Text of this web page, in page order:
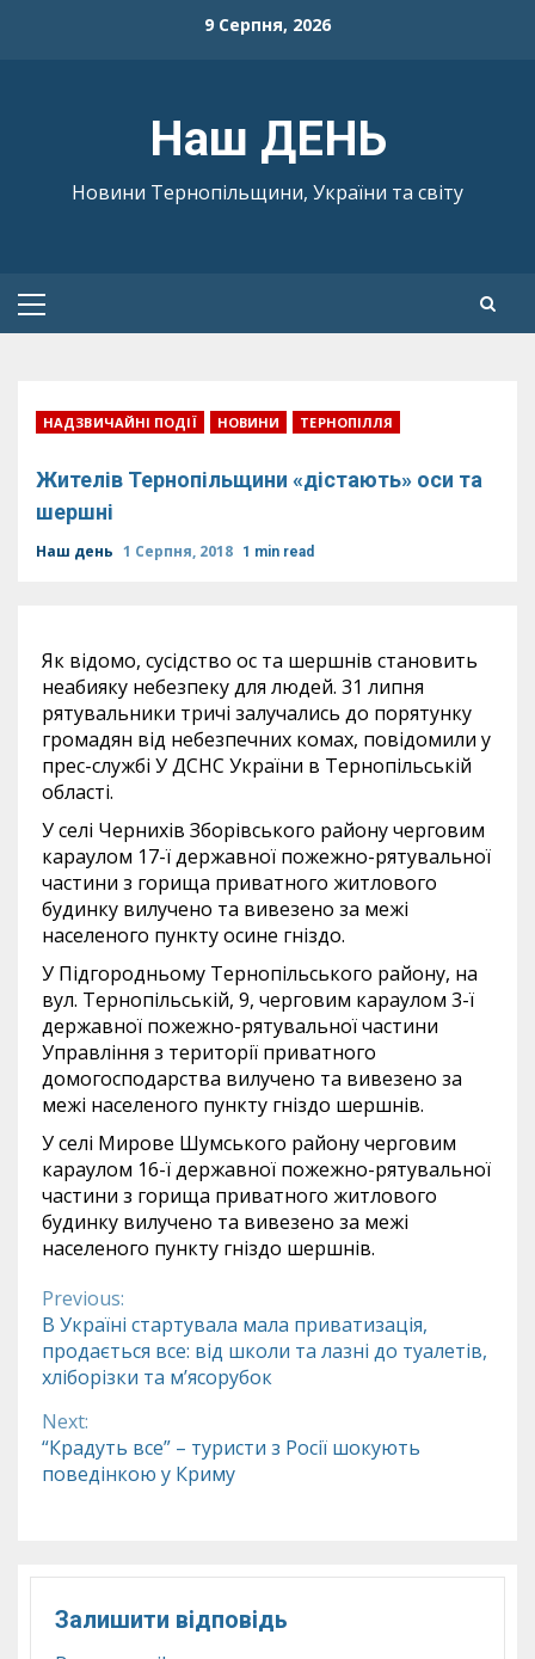
9 Серпня, 2026
Наш ДЕНЬ
Новини Тернопільщини, України та світу
Primary
НАДЗВИЧАЙНІ ПОДІЇ НОВИНИ ТЕРНОПІЛЛЯ
Жителів Тернопільщини «дістають» оси та
шершні
Наш день 1 Серпня, 2018 1 min read
Як відомо, сусідство ос та шершнів становить
неабияку небезпеку для людей. 31 липня
рятувальники тричі залучались до порятунку
громадян від небезпечних комах, повідомили у
прес-службі У ДСНС України в Тернопільській
області.
У селі Чернихів Зборівського району черговим
караулом 17-ї державної пожежно-рятувальної
частини з горища приватного житлового
будинку вилучено та вивезено за межі
населеного пункту осине гніздо.
У Підгородньому Тернопільського району, на
вул. Тернопільській, 9, черговим караулом 3-ї
державної пожежно-рятувальної частини
Управління з території приватного
домогосподарства вилучено та вивезено за
межі населеного пункту гніздо шершнів.
У селі Мирове Шумського району черговим
караулом 16-ї державної пожежно-рятувальної
частини з горища приватного житлового
будинку вилучено та вивезено за межі
населеного пункту гніздо шершнів.
Continue
Reading
Previous:
В Україні стартувала мала приватизація,
продається все: від школи та лазні до туалетів,
хліборізки та м’ясорубок
Next:
“Крадуть все” – туристи з Росії шокують
поведінкою у Криму
Залишити відповідь